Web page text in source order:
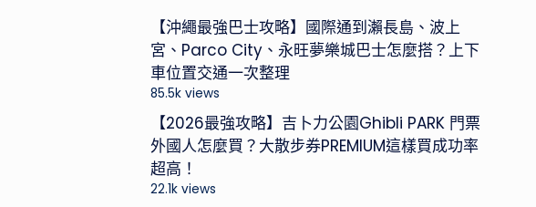
【沖繩最強巴士攻略】國際通到瀨長島、波上
宮、Parco City、永旺夢樂城巴士怎麼搭？上下
車位置交通一次整理
85.5k views
【2026最強攻略】吉卜力公園Ghibli PARK 門票
外國人怎麼買？大散步券PREMIUM這樣買成功率
超高！
22.1k views